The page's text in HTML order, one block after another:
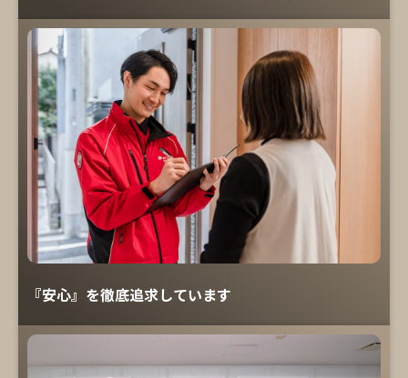
『安心』を徹底追求しています